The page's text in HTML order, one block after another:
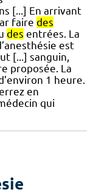
[...] En arrivant
faire des
des entrées. La
est
[...] sanguin,
proposée. La
1 heure.
en
qui